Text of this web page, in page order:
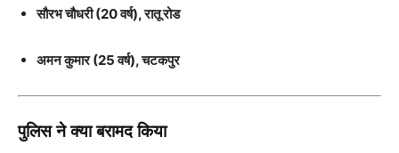
सौरभ चौधरी (20 वर्ष), रातू रोड
अमन कुमार (25 वर्ष), चटकपुर
पुलिस ने क्या बरामद किया